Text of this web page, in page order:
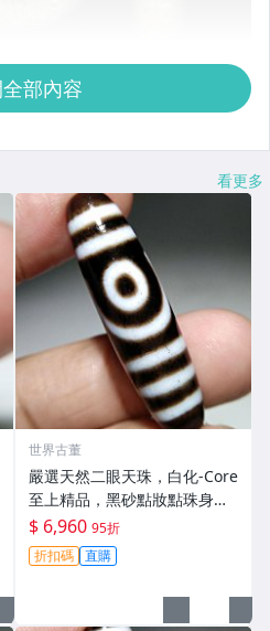
部內容
看更多
世界古董
嚴選天然二眼天珠，白化-Core
至上精品，黑砂點妝點珠身，
極致風化包漿，秒殺市場老料
級！mm尺寸 二改 天珠
$ 6,960 95折
折扣碼 直購